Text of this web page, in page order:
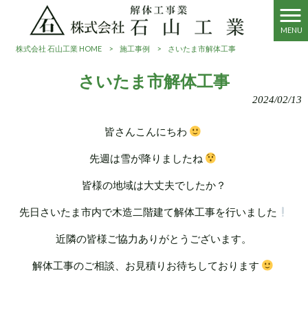
MENU
株式会社 石山工業 HOME > 施工事例 > さいたま市解体工事
さいたま市解体工事
2024/02/13
皆さんこんにちわ
先週は雪が降りましたね
皆様の地域は大丈夫でしたか？
先日さいたま市内で木造二階建て解体工事を行いました
近隣の皆様ご協力ありがとうございます。
解体工事のご相談、お見積りお待ちしております